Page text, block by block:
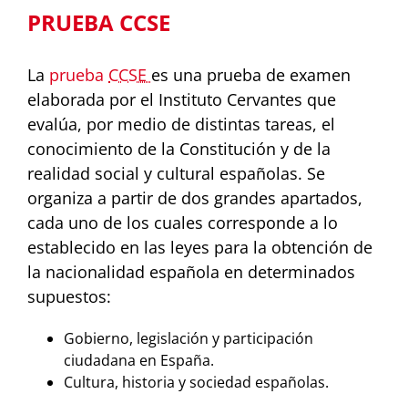
PRUEBA CCSE
La prueba CCSE es una prueba de examen
elaborada por el Instituto Cervantes que
evalúa, por medio de distintas tareas, el
conocimiento de la Constitución y de la
realidad social y cultural españolas. Se
organiza a partir de dos grandes apartados,
cada uno de los cuales corresponde a lo
establecido en las leyes para la obtención de
la nacionalidad española en determinados
supuestos:
Gobierno, legislación y participación
ciudadana en España.
Cultura, historia y sociedad españolas.